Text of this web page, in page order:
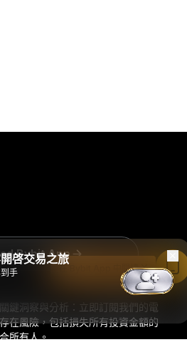
鍵洞察與分析：立即訂閱我們的電
在風險，包括損失所有投資金額的
所有人。
Bybit App
啓交易之旅
手 在 Bybit App 中閱讀